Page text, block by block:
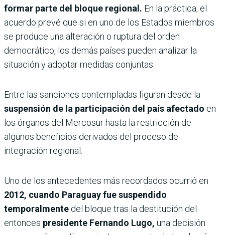
formar parte del bloque regional. En la práctica, el
acuerdo prevé que si en uno de los Estados miembros
se produce una alteración o ruptura del orden
democrático, los demás países pueden analizar la
situación y adoptar medidas conjuntas.
Entre las sanciones contempladas figuran desde la
suspensión de la participación del país afectado en
los órganos del Mercosur hasta la restricción de
algunos beneficios derivados del proceso de
integración regional.
Uno de los antecedentes más recordados ocurrió en
2012, cuando Paraguay fue suspendido
temporalmente del bloque tras la destitución del
entonces presidente Fernando Lugo, una decisión